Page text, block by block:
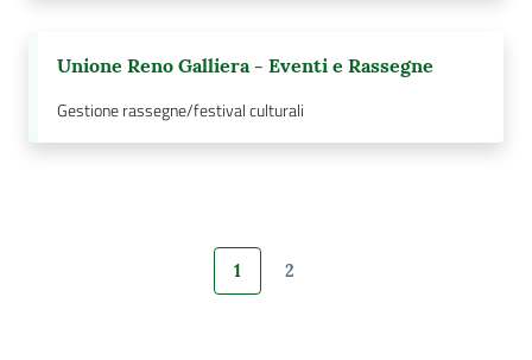
Unione Reno Galliera - Eventi e Rassegne
Gestione rassegne/festival culturali
Pagina precedente
Pagina
1 Pagina
2